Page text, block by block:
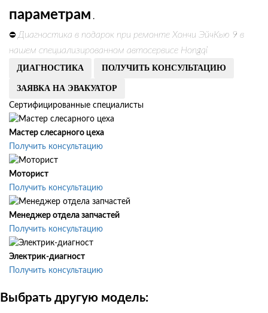
параметрам .
⛔ Диагностика в подарок при ремонте Хончи ЭйчКью 9 в
нашем специализированном автосервисе Hongqi
ДИАГНОСТИКА ПОЛУЧИТЬ КОНСУЛЬТАЦИЮ
ЗАЯВКА НА ЭВАКУАТОР
Сертифицированные специалисты
Мастер слесарного цеха
Получить консультацию
Моторист
Получить консультацию
Менеджер отдела запчастей
Получить консультацию
Электрик-диагност
Получить консультацию
Выбрать другую модель: